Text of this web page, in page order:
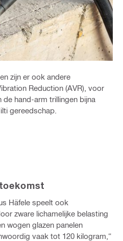
zijn er ook andere
Reduction (AVR), voor
hand-arm trillingen bijna
gereedschap.
Häfele speelt ook
zware lichamelijke belasting
wogen glazen panelen
vaak tot 120 kilogram,“